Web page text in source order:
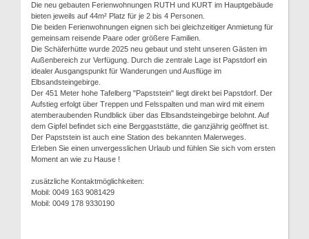
Die neu gebauten Ferienwohnungen RUTH und KURT im Hauptgebäude
bieten jeweils auf 44m² Platz für je 2 bis 4 Personen.
Die beiden Ferienwohnungen eignen sich bei gleichzeitiger Anmietung für
gemeinsam reisende Paare oder größere Familien.
Die Schäferhütte wurde 2025 neu gebaut und steht unseren Gästen im
Außenbereich zur Verfügung. Durch die zentrale Lage ist Papstdorf ein
idealer Ausgangspunkt für Wanderungen und Ausflüge im
Elbsandsteingebirge.
Der 451 Meter hohe Tafelberg "Papststein" liegt direkt bei Papstdorf. Der
Aufstieg erfolgt über Treppen und Felsspalten und man wird mit einem
atemberaubenden Rundblick über das Elbsandsteingebirge belohnt. Auf
dem Gipfel befindet sich eine Berggaststätte, die ganzjährig geöffnet ist.
Der Papststein ist auch eine Station des bekannten Malerweges.
Erleben Sie einen unvergesslichen Urlaub und fühlen Sie sich vom ersten
Moment an wie zu Hause !
zusätzliche Kontaktmöglichkeiten:
Mobil: 0049 163 9081429
Mobil: 0049 178 9330190